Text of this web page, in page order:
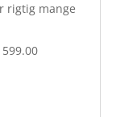
rigtig mange